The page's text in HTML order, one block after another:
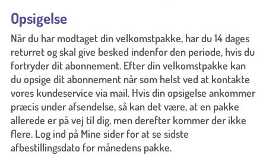
Opsigelse
Når du har modtaget din velkomstpakke, har du 14 dages
returret og skal give besked indenfor den periode, hvis du
fortryder dit abonnement. Efter din velkomstpakke kan
du opsige dit abonnement når som helst ved at kontakte
vores kundeservice via mail. Hvis din opsigelse ankommer
præcis under afsendelse, så kan det være, at en pakke
allerede er på vej til dig, men derefter kommer der ikke
flere. Log ind på Mine sider for at se sidste
afbestillingsdato for månedens pakke.